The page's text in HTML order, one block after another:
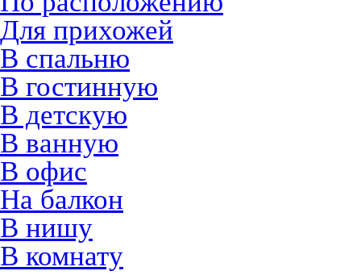
Для прихожей
В спальню
В гостинную
В детскую
В ванную
В офис
На балкон
В нишу
В комнату